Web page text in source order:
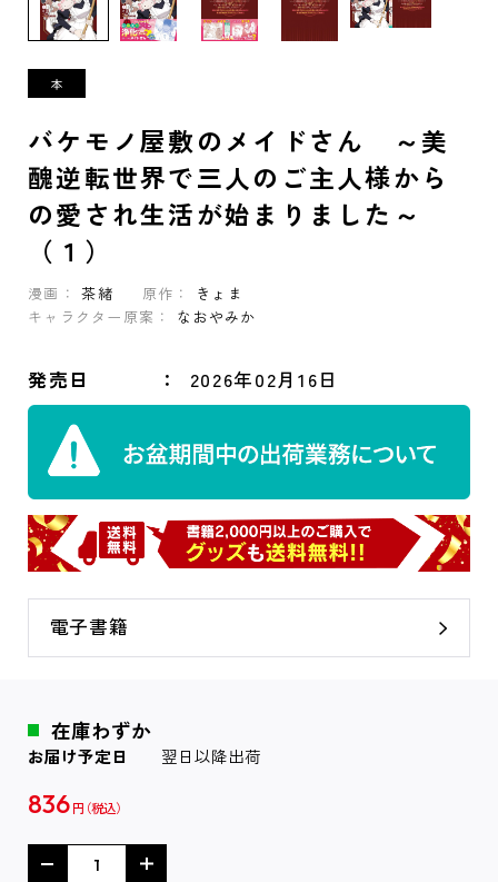
バケモノ屋敷のメイドさん ～美
醜逆転世界で三人のご主人様から
の愛され生活が始まりました～
（１）
漫画： 茶緒 原作：
きょま
キャラクター原案：
なおやみか
発売日 2026年02月16日
電子書籍
在庫わずか
お届け予定日 翌日以降出荷
836 円